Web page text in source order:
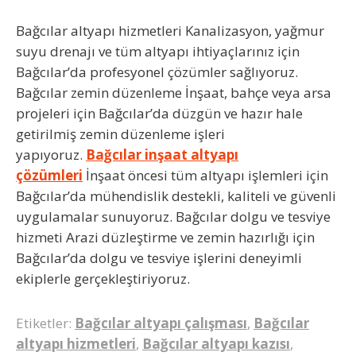
Bağcılar altyapı hizmetleri Kanalizasyon, yağmur
suyu drenajı ve tüm altyapı ihtiyaçlarınız için
Bağcılar’da profesyonel çözümler sağlıyoruz.
Bağcılar zemin düzenleme İnşaat, bahçe veya arsa
projeleri için Bağcılar’da düzgün ve hazır hale
getirilmiş zemin düzenleme işleri
yapıyoruz. Bağcılar inşaat altyapı
çözümleri İnşaat öncesi tüm altyapı işlemleri için
Bağcılar’da mühendislik destekli, kaliteli ve güvenli
uygulamalar sunuyoruz. Bağcılar dolgu ve tesviye
hizmeti Arazi düzleştirme ve zemin hazırlığı için
Bağcılar’da dolgu ve tesviye işlerini deneyimli
ekiplerle gerçekleştiriyoruz.
Etiketler: Bağcılar altyapı çalışması, Bağcılar
altyapı hizmetleri, Bağcılar altyapı kazısı,